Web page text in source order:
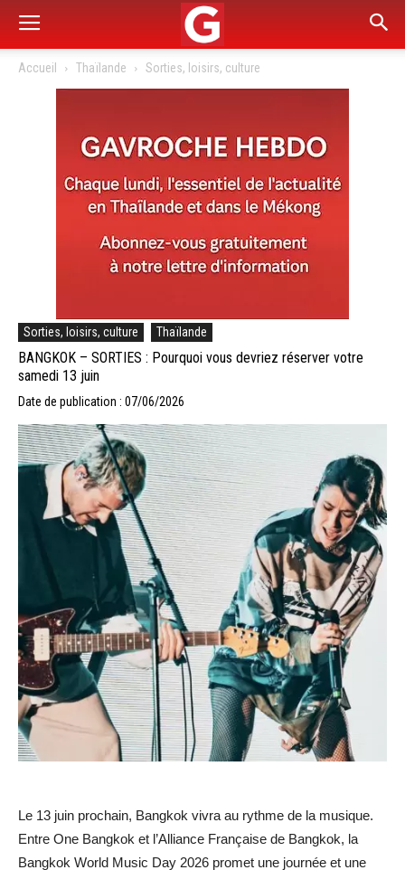
Accueil Thaïlande Sorties, loisirs, culture
Sorties, loisirs, culture Thaïlande
BANGKOK – SORTIES : Pourquoi vous devriez réserver votre
samedi 13 juin
Date de publication : 07/06/2026
Le 13 juin prochain, Bangkok vivra au rythme de la musique.
Entre One Bangkok et l’Alliance Française de Bangkok, la
Bangkok World Music Day 2026 promet une journée et une